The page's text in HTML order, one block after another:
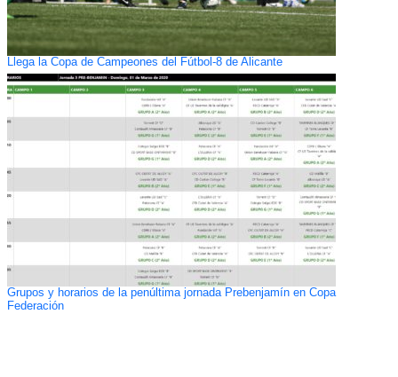
Llega la Copa de Campeones del Fútbol-8 de Alicante
Grupos y horarios de la penúltima jornada Prebenjamín en Copa
Federación